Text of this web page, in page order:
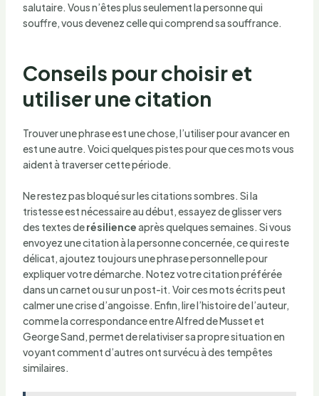
salutaire. Vous n’êtes plus seulement la personne qui
souffre, vous devenez celle qui comprend sa souffrance.
Conseils pour choisir et
utiliser une citation
Trouver une phrase est une chose, l’utiliser pour avancer en
est une autre. Voici quelques pistes pour que ces mots vous
aident à traverser cette période.
Ne restez pas bloqué sur les citations sombres. Si la
tristesse est nécessaire au début, essayez de glisser vers
des textes derésilienceaprès quelques semaines. Si vous
envoyez une citation à la personne concernée, ce qui reste
délicat, ajoutez toujours une phrase personnelle pour
expliquer votre démarche. Notez votre citation préférée
dans un carnet ou sur un post-it. Voir ces mots écrits peut
calmer une crise d’angoisse. Enfin, lire l’histoire de l’auteur,
comme la correspondance entre Alfred de Musset et
George Sand, permet de relativiser sa propre situation en
voyant comment d’autres ont survécu à des tempêtes
similaires.